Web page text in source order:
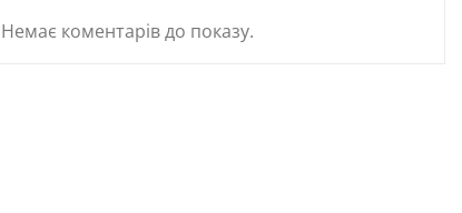
Немає коментарів до показу.